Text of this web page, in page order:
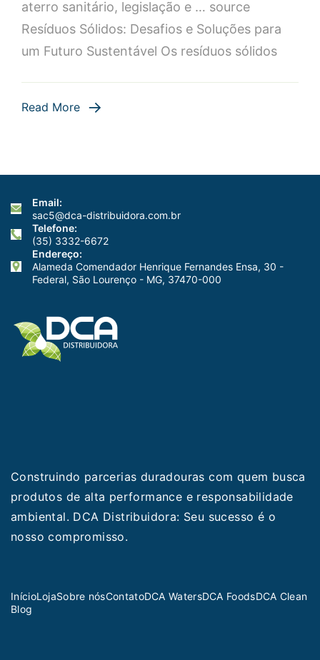
Dicas
e
aterro sanitário, legislação e … source
Resíduos Sólidos: Desafios e Soluções para
um Futuro Sustentável Os resíduos sólidos
Read More
Email:
sac5@dca-distribuidora.com.br
Telefone:
(35) 3332-6672
Endereço:
Alameda Comendador Henrique Fernandes Ensa, 30 -
Federal, São Lourenço - MG, 37470-000
Construindo parcerias duradouras com quem busca
produtos de alta performance e responsabilidade
ambiental. DCA Distribuidora: Seu sucesso é o
nosso compromisso.
InícioLojaSobre nósContatoDCA WatersDCA FoodsDCA Clean
Blog